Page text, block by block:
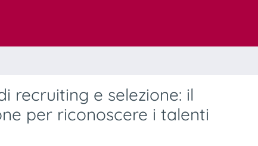
recruiting e selezione: il
per riconoscere i talenti